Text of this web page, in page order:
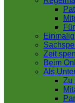
Zeit
Beim
Als
Zu